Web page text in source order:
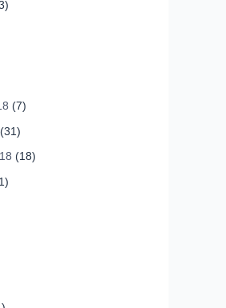
(7)
(31)
(18)